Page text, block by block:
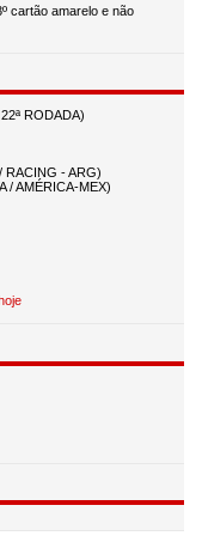
cartão amarelo e não